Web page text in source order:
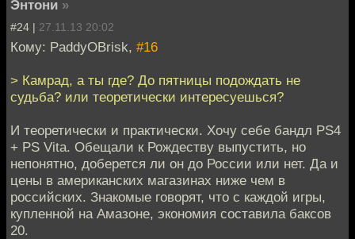
Энтони »
#24 | 27.11.13 20:02
Кому: PaddyOBrisk, #16
> Камрад, а ты где? До пятницы подождать не
судьба? или теоретически интересуешься?
И теоретически и практически. Хочу себе бандл PS4
+ PS Vita. Обещали к Рождеству выпустить, но
непонятно, доберется ли он до России или нет. Да и
цены в американских магазинах ниже чем в
российских. Знакомые говорят, что с каждой игры,
купленной на Амазоне, экономия составила баксов
20.